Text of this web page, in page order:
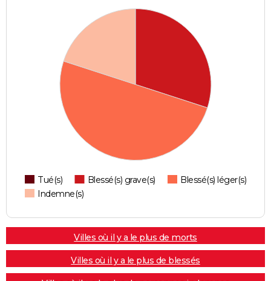
Tué(s) Blessé(s) grave(s)
Blessé(s) léger(s)
Indemne(s)
Villes où il y a le plus de morts
Villes où il y a le plus de blessés